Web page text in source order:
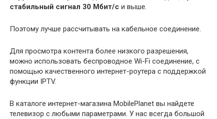
стабильный сигнал 30 Мбит/с и выше.
Поэтому лучше рассчитывать на кабельное соединение.
Для просмотра контента более низкого разрешения,
можно использовать беспроводное Wi-Fi соединение, с
помощью качественного интернет-роутера с поддержкой
функции IPTV.
В каталоге интернет-магазина MobilePlanet вы найдете
телевизор с любыми параметрами. У нас всегда большой